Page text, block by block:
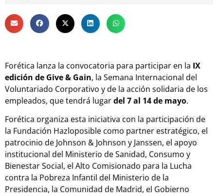
Forética lanza la convocatoria para participar en la IX
edición de Give & Gain, la Semana Internacional del
Voluntariado Corporativo y de la acción solidaria de los
empleados, que tendrá lugardel 7 al 14 de mayo.
Forética organiza esta iniciativa con la participación de
la Fundación Hazloposible como partner estratégico, el
patrocinio de Johnson & Johnson y Janssen, el apoyo
institucional del Ministerio de Sanidad, Consumo y
Bienestar Social, el Alto Comisionado para la Lucha
contra la Pobreza Infantil del Ministerio de la
Presidencia, la Comunidad de Madrid, el Gobierno